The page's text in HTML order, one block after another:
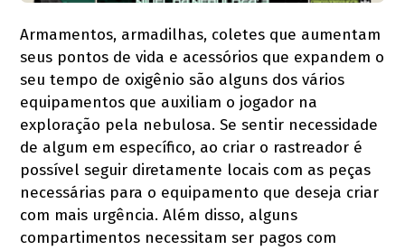
Armamentos, armadilhas, coletes que aumentam
seus pontos de vida e acessórios que expandem o
seu tempo de oxigênio são alguns dos vários
equipamentos que auxiliam o jogador na
exploração pela nebulosa. Se sentir necessidade
de algum em específico, ao criar o rastreador é
possível seguir diretamente locais com as peças
necessárias para o equipamento que deseja criar
com mais urgência. Além disso, alguns
compartimentos necessitam ser pagos com